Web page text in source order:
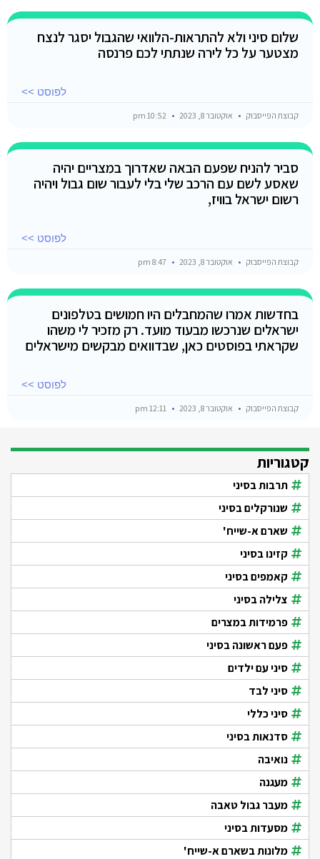
שלום סיני ולא להתראות-הלוואי שהגבול יסגר לנצח
מצטער על כל לירה שנתתי לכם פרנסה
לפוסט >>
קבוצת הפייסבוק אוקטובר 8, 2023
סביר להניח שפעם הבאה שאדרוך במצריים יהיה
שאסע לשם עם הרכב שלי בלי לעבור שום גבול ויהיה
רשום ישראל בוויז,
לפוסט >>
קבוצת הפייסבוק אוקטובר 8, 2023
בחדשות אמרו שהמחבלים היו חמושים בטלפונים
ישראלים שנרכשו מבעוד מועד. רק מזכיר לי משהו
שקראתי בפוסטים כאן, שבדוואים מבקשים מישראלים
לפוסט >>
קבוצת הפייסבוק אוקטובר 8, 2023
קטגוריות
תרבות בסיני
שנורקלים בסיני
שארם א-שייח'
קזינו בסיני
קאמפים בסיני
צלילה בסיני
פרמידות במצרים
פעם ראשונה בסיני
סיני עם ילדים
סיני לבד
סיני כללי
סדנאות בסיני
נואיבה
מעגנה
מעבר גבול טאבה
מסעדות בסיני
מלונות בשארם א-שייח'